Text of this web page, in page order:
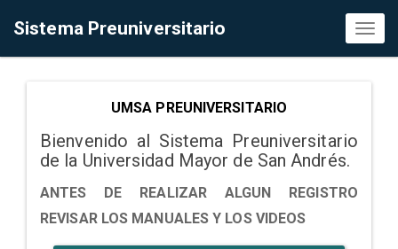
Sistema Preuniversitario
UMSA PREUNIVERSITARIO
Bienvenido al Sistema Preuniversitario
de la Universidad Mayor de San Andrés.
ANTES DE REALIZAR ALGUN REGISTRO
REVISAR LOS MANUALES Y LOS VIDEOS